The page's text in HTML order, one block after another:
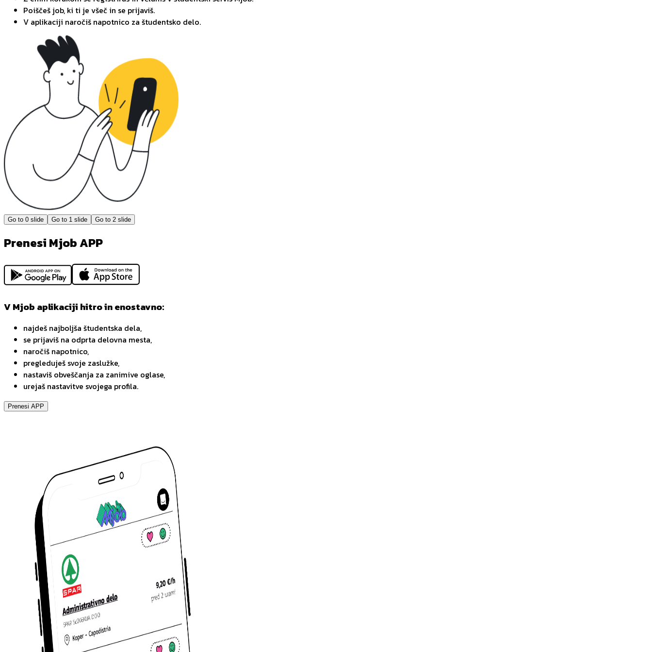
Poiščeš job, ki ti je všeč in se prijaviš.
V aplikaciji naročiš napotnico za študentsko delo.
Go to 0 slide Go to 1 slide Go to 2 slide
Prenesi Mjob APP
V Mjob aplikaciji hitro in enostavno:
najdeš najboljša študentska dela,
se prijaviš na odprta delovna mesta,
naročiš napotnico,
pregleduješ svoje zaslužke,
nastaviš obveščanja za zanimive oglase,
urejaš nastavitve svojega profila.
Prenesi APP